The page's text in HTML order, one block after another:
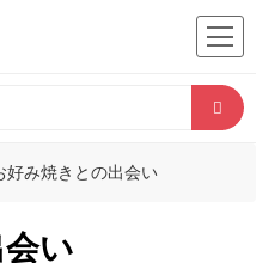
好み焼きとの出会い
い